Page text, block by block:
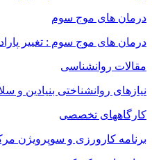
درمان های موج سوم
درمان های موج سوم : تغییر
مقالات روانشناسی
نیازهای روانشناختی بنیادین و
کارگاههای تخصصی
برنامه کارورزی و سوپرویژن